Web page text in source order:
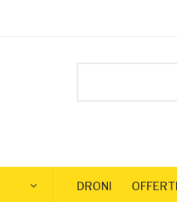
DRONI